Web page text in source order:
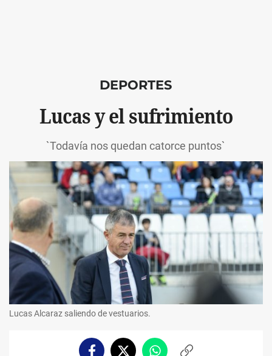
DEPORTES
Lucas y el sufrimiento
`Todavía nos quedan catorce puntos`
Lucas Alcaraz saliendo de vestuarios.